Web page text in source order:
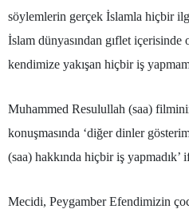
söylemlerin gerçek İslamla hiçbir
İslam dünyasından gıflet içerisinde
kendimize yakışan hiçbir iş
Muhammed Resulullah (saa)
konuşmasında ‘diğer dinler
(saa) hakkında hiçbir iş yapmadık’
Mecidi, Peygamber Efendimizin